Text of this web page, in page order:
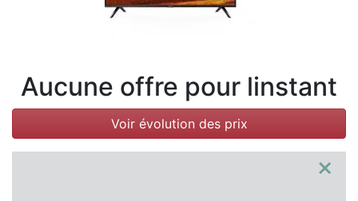
Aucune offre pour linstant
Voir évolution des prix
×